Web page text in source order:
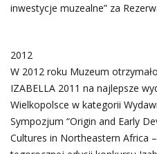
inwestycje muzealne” za
2012
W 2012 roku Muzeum
IZABELLA 2011 na najlepsze
Wielkopolsce w kategorii
Sympozjum “Origin and Early
Cultures in Northeastern Africa